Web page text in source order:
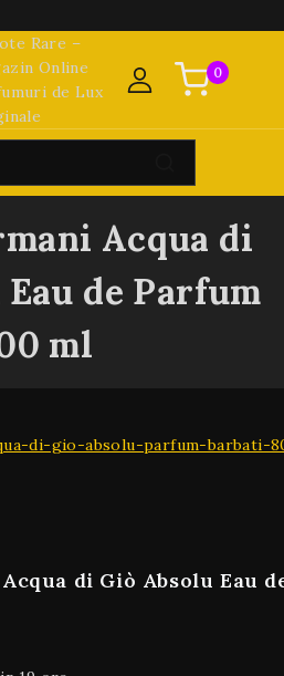
0
Acqua di
de Parfum
ml
di Giò Absolu Eau